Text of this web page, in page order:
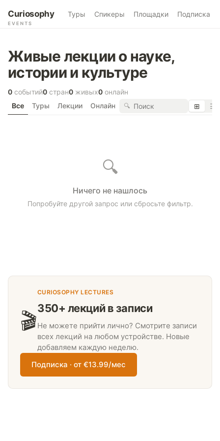
Curiosophy
EVENTS
Туры Спикеры Площадки Подписка
Живые лекции о науке,
истории и культуре
0 событий0 стран0 живых0 онлайн
Все
Туры Лекции Онлайн 🔍 ⊞ ☰
🔍
Ничего не нашлось
Попробуйте другой запрос или сбросьте фильтр.
🎬
CURIOSOPHY LECTURES
350+ лекций в записи
Не можете прийти лично? Смотрите записи
всех лекций на любом устройстве. Новые
добавляем каждую неделю.
Подписка · от €13.99/мес